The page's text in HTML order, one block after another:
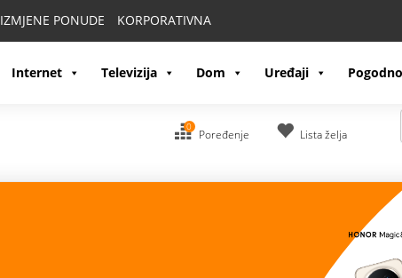
IZMJENE PONUDE KORPORATIVNA
Internet Televizija Dom Uređaji
0
Poređenje Lista želja